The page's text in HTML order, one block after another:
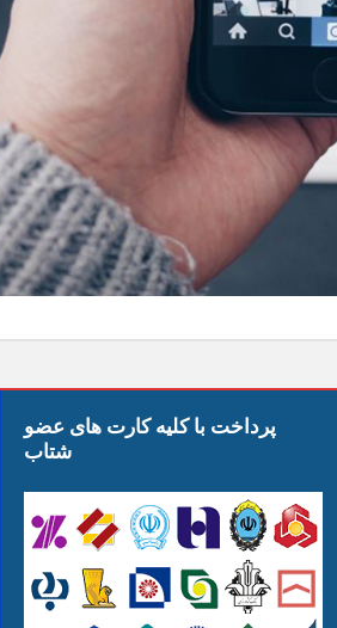
پرداخت با کلیه کارت های عضو
شتاب